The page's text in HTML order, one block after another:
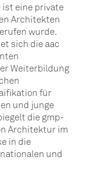
ist eine private
Architekten
wurde.
sich die aac
Weiterbildung
für
und junge
die gmp-
Architektur im
in die
und